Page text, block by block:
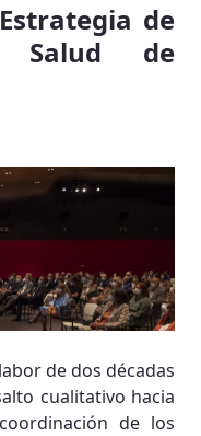
de
Salud de
de dos décadas
cualitativo hacia
de los